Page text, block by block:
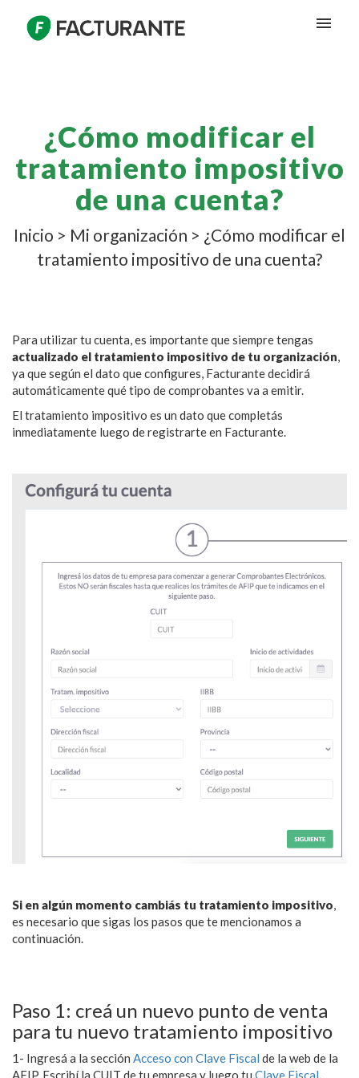
¿Cómo modificar el
tratamiento impositivo
de una cuenta?
Inicio > Mi organización > ¿Cómo modificar el
tratamiento impositivo de una cuenta?
Para utilizar tu cuenta, es importante que siempre tengas
actualizado el tratamiento impositivo de tu organización,
ya que según el dato que configures, Facturante decidirá
automáticamente qué tipo de comprobantes va a emitir.
El tratamiento impositivo es un dato que completás
inmediatamente luego de registrarte en Facturante.
Si en algún momento cambiás tu tratamiento impositivo,
es necesario que sigas los pasos que te mencionamos a
continuación.
Paso 1: creá un nuevo punto de venta
para tu nuevo tratamiento impositivo
1- Ingresá a la sección Acceso con Clave Fiscal de la web de la
AFIP. Escribí la CUIT de tu empresa y luego tu Clave Fiscal.